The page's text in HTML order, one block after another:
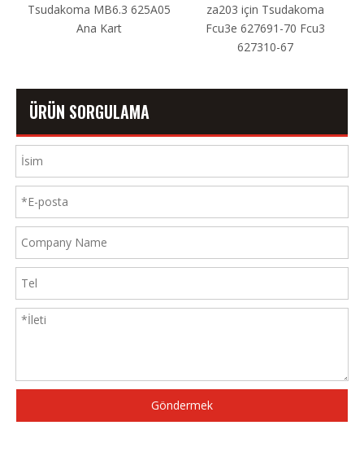
Tsudakoma MB6.3 625A05
Ana Kart
za203 için Tsudakoma
Fcu3e 627691-70 Fcu3
627310-67
ÜRÜN SORGULAMA
Göndermek